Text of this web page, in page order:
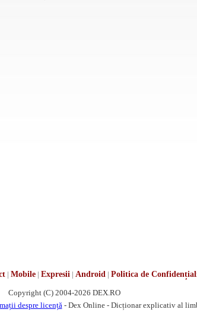
| Mobile| Expresii | Android | Politica de
Copyright (C) 2004-2026 DEX.RO
despre licență - Dex Online - Dicționar explicativ al